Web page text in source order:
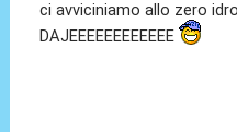
ci avviciniamo allo zero
DAJEEEEEEEEEEEE